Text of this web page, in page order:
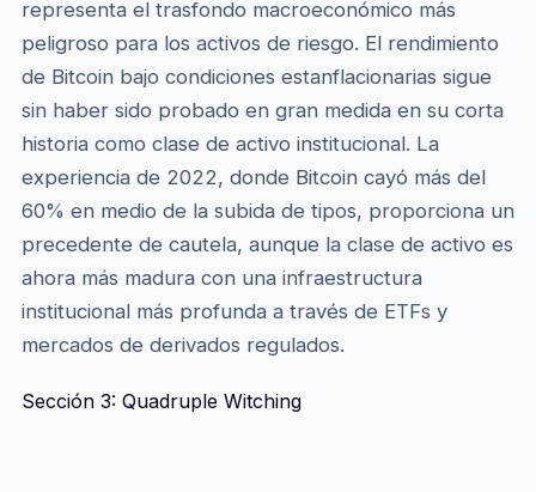
representa el trasfondo macroeconómico más
peligroso para los activos de riesgo. El rendimiento
de Bitcoin bajo condiciones estanflacionarias sigue
sin haber sido probado en gran medida en su corta
historia como clase de activo institucional. La
experiencia de 2022, donde Bitcoin cayó más del
60% en medio de la subida de tipos, proporciona un
precedente de cautela, aunque la clase de activo es
ahora más madura con una infraestructura
institucional más profunda a través de ETFs y
mercados de derivados regulados.
Sección 3: Quadruple Witching